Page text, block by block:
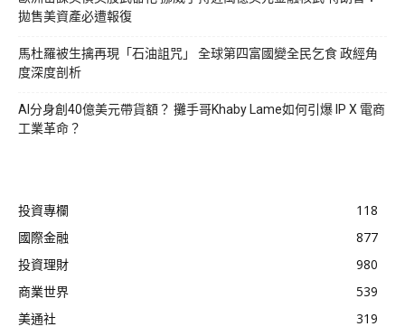
拋售美資產必遭報復
馬杜羅被生擒再現「石油詛咒」 全球第四富國變全民乞食 政經角
度深度剖析
AI分身創40億美元帶貨額？ 攤手哥Khaby Lame如何引爆 IP X 電商
工業革命？
投資專欄
118
國際金融
877
投資理財
980
商業世界
539
美通社
319